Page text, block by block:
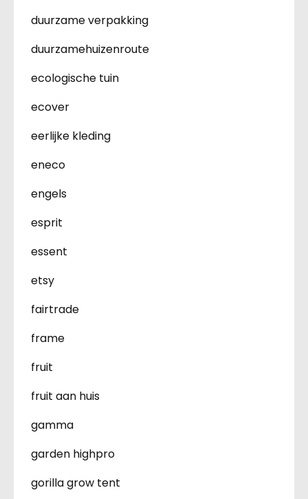
duurzame verpakking
duurzamehuizenroute
ecologische tuin
ecover
eerlijke kleding
eneco
engels
esprit
essent
etsy
fairtrade
frame
fruit
fruit aan huis
gamma
garden highpro
gorilla grow tent